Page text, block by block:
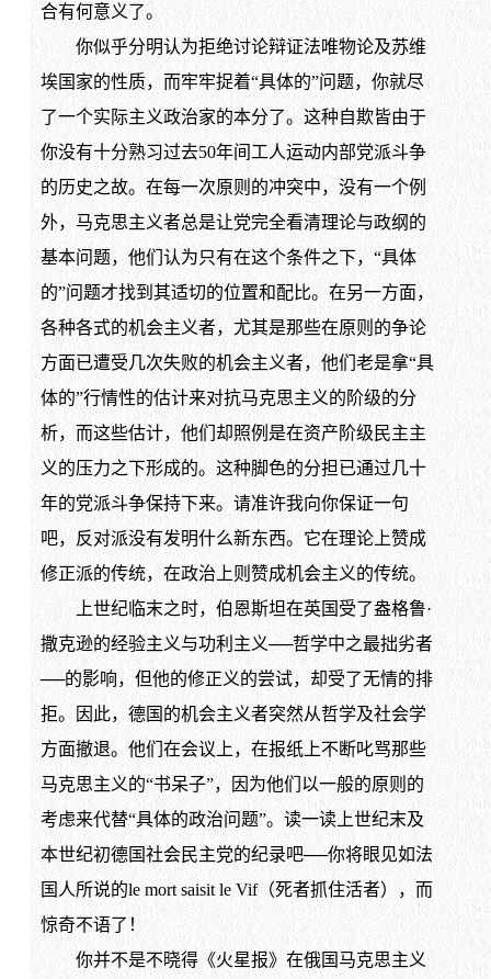
合有何意义了。
你似乎分明认为拒绝讨论辩证法唯物论及苏维
埃国家的性质，而牢牢捉着“具体的”问题，你就尽
了一个实际主义政治家的本分了。这种自欺皆由于
你没有十分熟习过去50年间工人运动内部党派斗争
的历史之故。在每一次原则的冲突中，没有一个例
外，马克思主义者总是让党完全看清理论与政纲的
基本问题，他们认为只有在这个条件之下，“具体
的”问题才找到其适切的位置和配比。在另一方面，
各种各式的机会主义者，尤其是那些在原则的争论
方面已遭受几次失败的机会主义者，他们老是拿“具
体的”行情性的估计来对抗马克思主义的阶级的分
析，而这些估计，他们却照例是在资产阶级民主主
义的压力之下形成的。这种脚色的分担已通过几十
年的党派斗争保持下来。请准许我向你保证一句
吧，反对派没有发明什么新东西。它在理论上赞成
修正派的传统，在政治上则赞成机会主义的传统。
上世纪临末之时，伯恩斯坦在英国受了盎格鲁·
撒克逊的经验主义与功利主义──哲学中之最拙劣者
──的影响，但他的修正义的尝试，却受了无情的排
拒。因此，德国的机会主义者突然从哲学及社会学
方面撤退。他们在会议上，在报纸上不断叱骂那些
马克思主义的“书呆子”，因为他们以一般的原则的
考虑来代替“具体的政治问题”。读一读上世纪末及
本世纪初德国社会民主党的纪录吧──你将眼见如法
国人所说的le mort saisit le Vif（死者抓住活者），而
惊奇不语了！
你并不是不晓得《火星报》在俄国马克思主义